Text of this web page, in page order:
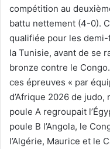
compétition au
battu nettement (4-0).
qualifiée pour les
la Tunisie, avant de se
bronze contre le
ces épreuves « par
d’Afrique 2026 de
poule A regroupait
poule B l’Angola, le
l’Algérie, Maurice et le